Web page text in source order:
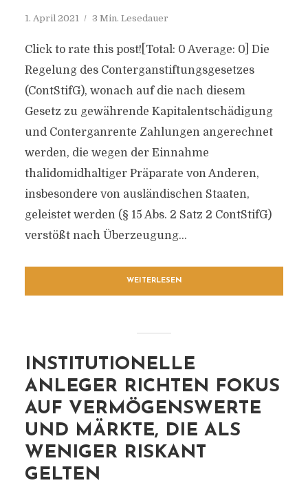
1. April 2021 3 Min. Lesedauer
Click to rate this post![Total: 0 Average: 0] Die
Regelung des Conterganstiftungsgesetzes
(ContStifG), wonach auf die nach diesem
Gesetz zu gewährende Kapitalentschädigung
und Conterganrente Zahlungen angerechnet
werden, die wegen der Einnahme
thalidomidhaltiger Präparate von Anderen,
insbesondere von ausländischen Staaten,
geleistet werden (§ 15 Abs. 2 Satz 2 ContStifG)
verstößt nach Überzeugung...
WEITERLESEN
INSTITUTIONELLE
ANLEGER RICHTEN FOKUS
AUF VERMÖGENSWERTE
UND MÄRKTE, DIE ALS
WENIGER RISKANT
GELTEN